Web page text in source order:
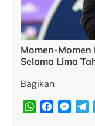
Momen-
Selama Lima
Bagikan
WhatsApp
Facebook